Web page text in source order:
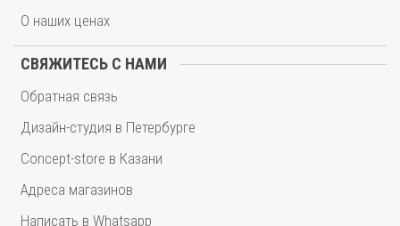
О наших ценах
СВЯЖИТЕСЬ С НАМИ
Обратная связь
Дизайн-студия в Петербурге
Concept-store в Казани
Адреса магазинов
Написать в Whatsapp